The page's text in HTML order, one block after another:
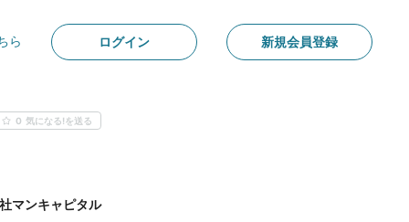
ら ログイン 新規会員登録
0 気になる!を送る
マンキャピタル